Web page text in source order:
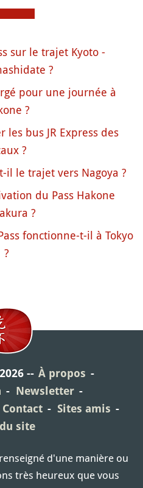
sur le trajet Kyoto -
?
pour une journée à
?
bus JR Express des
?
il le trajet vers Nagoya ?
du Pass Hakone
?
fonctionne-t-il à Tokyo
?
À propos
Newsletter
Contact
Sites amis
site
d'une manière ou
très heureux que vous